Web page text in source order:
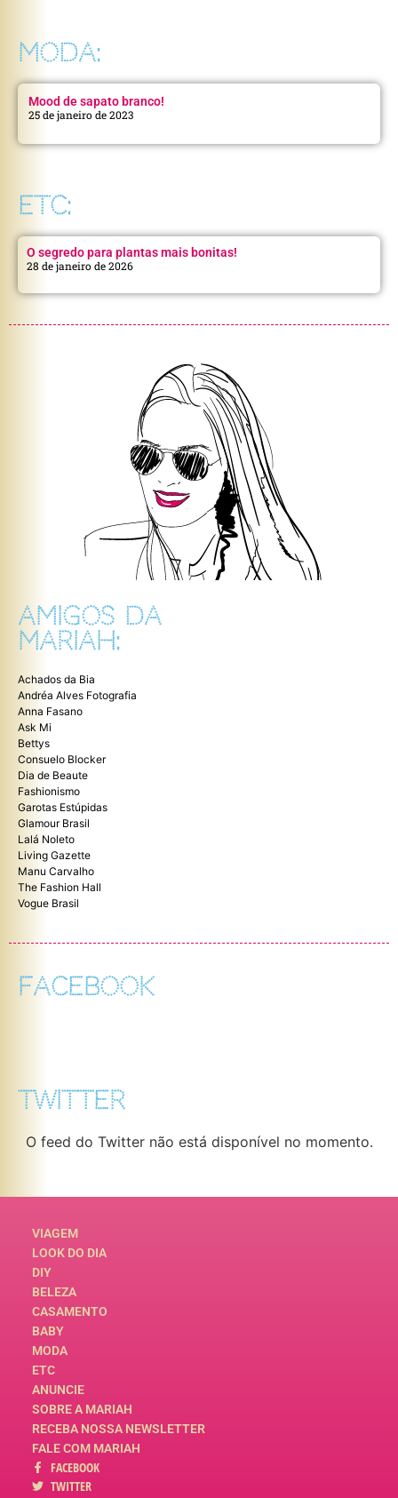
MODA:
Mood de sapato branco!
25 de janeiro de 2023
ETC:
O segredo para plantas mais bonitas!
28 de janeiro de 2026
AMIGOS DA
MARIAH:
Achados da Bia
Andréa Alves Fotografia
Anna Fasano
Ask Mi
Bettys
Consuelo Blocker
Dia de Beaute
Fashionismo
Garotas Estúpidas
Glamour Brasil
Lalá Noleto
Living Gazette
Manu Carvalho
The Fashion Hall
Vogue Brasil
FACEBOOK
TWITTER
O feed do Twitter não está disponível no momento.
VIAGEM
LOOK DO DIA
DIY
BELEZA
CASAMENTO
BABY
MODA
ETC
ANUNCIE
SOBRE A MARIAH
RECEBA NOSSA NEWSLETTER
FALE COM MARIAH
FACEBOOK
TWITTER